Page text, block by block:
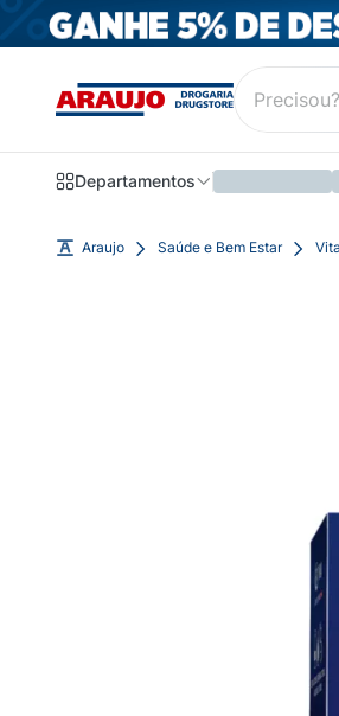
Departamentos
Araujo Saúde e Bem Estar